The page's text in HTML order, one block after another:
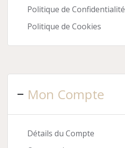
Politique de Confidentialité
Politique de Cookies
Mon Compte
Détails du Compte